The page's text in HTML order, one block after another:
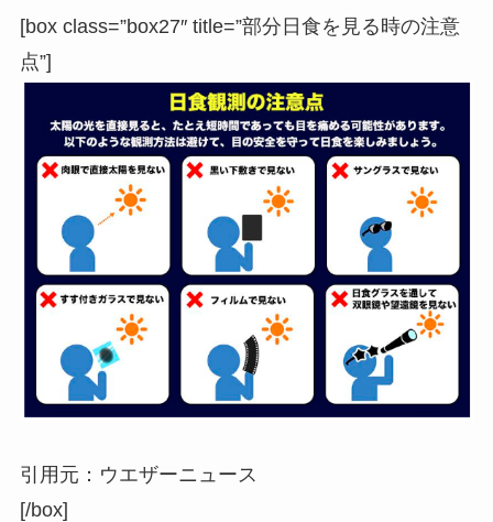
[box class=”box27″ title=”部分日食を見る時の注意
点”]
引用元：ウエザーニュース
[/box]